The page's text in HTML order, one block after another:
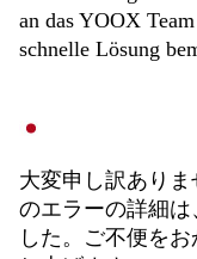
an das YOOX
schnelle Lösung
大変申し訳あり
のエラーの詳細
した。ご不便を